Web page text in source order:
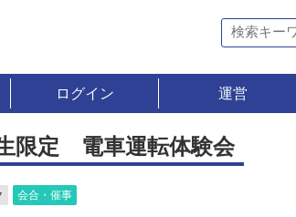
ログイン 運営
限定 電車運転体験会
会合・催事